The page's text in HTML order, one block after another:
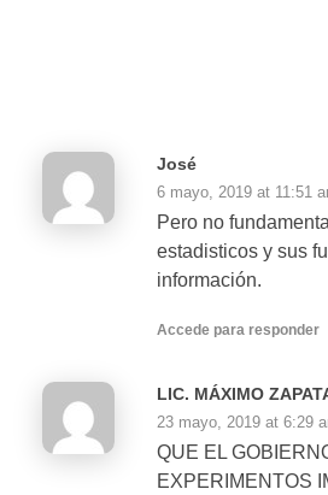
José
6 mayo, 2019 at 11:51
Pero no
estadisticos y sus
información.
Accede para responder
LIC. MÁXIMO
23 mayo, 2019 at 6:29
QUE EL
EXPERIMENTOS